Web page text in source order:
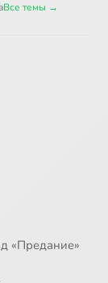
Все темы →
«Предание»